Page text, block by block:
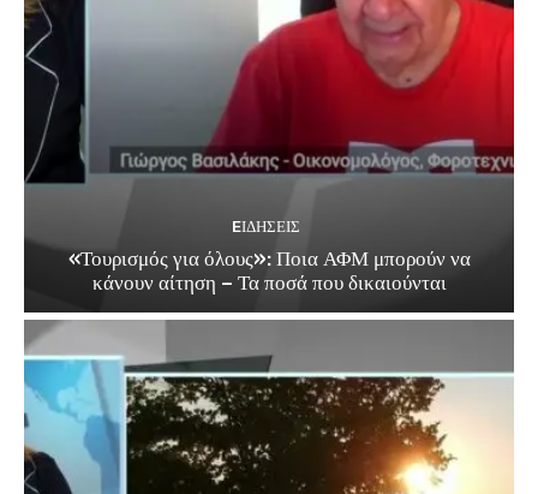
EΙΔΗΣΕΙΣ
«Τουρισμός για όλους»: Ποια ΑΦΜ μπορούν να
κάνουν αίτηση – Τα ποσά που δικαιούνται